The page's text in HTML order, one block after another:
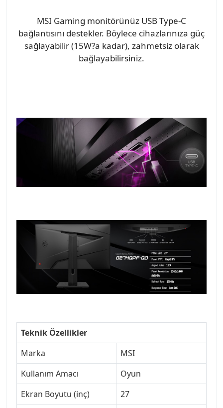
MSI Gaming monitörünüz USB Type-C
bağlantısını destekler. Böylece cihazlarınıza güç
sağlayabilir (15W?a kadar), zahmetsiz olarak
bağlayabilirsiniz.
Teknik Özellikler
Marka
MSI
Kullanım Amacı
Oyun
Ekran Boyutu (inç)
27